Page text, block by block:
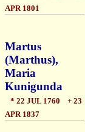
APR 1801
Martus
(Marthus),
Maria
Kunigunda
* 22 JUL 1760 + 23
APR 1837